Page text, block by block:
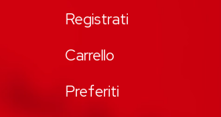
Registrati
Carrello
Preferiti